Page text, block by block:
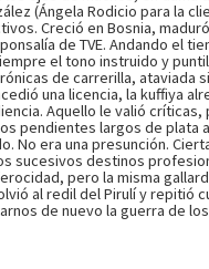
(Ángela Rodicio para la
Creció en Bosnia,
de TVE. Andando el
el tono instruido y
de carrerilla,
una licencia, la kuffiya
Aquello le valió
pendientes largos de plata
No era una presunción.
sucesivos destinos
pero la misma
al redil del Pirulí y
de nuevo la guerra de los